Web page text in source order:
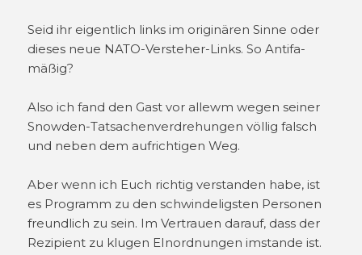
Seid ihr eigentlich links im originären Sinne oder
dieses neue NATO-Versteher-Links. So Antifa-
mäßig?
Also ich fand den Gast vor allewm wegen seiner
Snowden-Tatsachenverdrehungen völlig falsch
und neben dem aufrichtigen Weg.
Aber wenn ich Euch richtig verstanden habe, ist
es Programm zu den schwindeligsten Personen
freundlich zu sein. Im Vertrauen darauf, dass der
Rezipient zu klugen EInordnungen imstande ist.